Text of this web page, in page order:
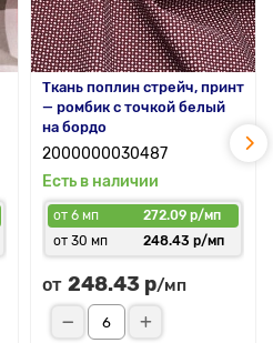
Ткань поплин стрейч, принт
— ромбик с точкой белый
на бордо
2000000030487
Есть в наличии
от 6 мп
272.09 р/мп
от 30 мп
248.43 р/мп
от 248.43 р/мп